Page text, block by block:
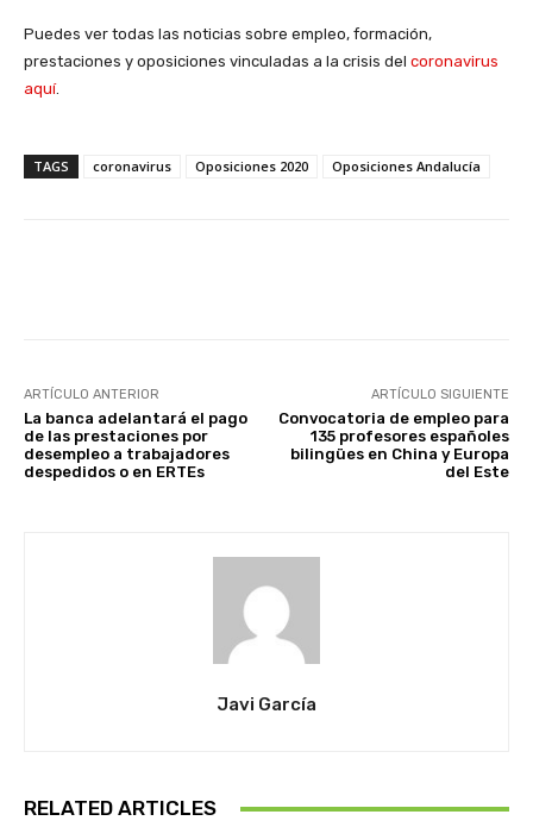
Puedes ver todas las noticias sobre empleo, formación,
prestaciones y oposiciones vinculadas a la crisis del coronavirus
aquí.
TAGS coronavirus Oposiciones 2020 Oposiciones Andalucía
ARTÍCULO ANTERIOR
La banca adelantará el pago
de las prestaciones por
desempleo a trabajadores
despedidos o en ERTEs
ARTÍCULO SIGUIENTE
Convocatoria de empleo para
135 profesores españoles
bilingües en China y Europa
del Este
Javi García
RELATED ARTICLES